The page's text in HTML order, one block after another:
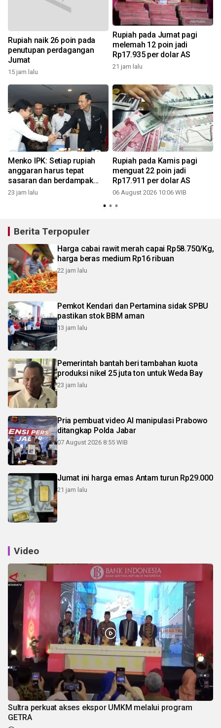
Rupiah naik 26 poin pada
penutupan perdagangan
Jumat
15 jam lalu
Rupiah pada Jumat pagi
melemah 12 poin jadi
Rp17.935 per dolar AS
21 jam lalu
Menko IPK: Setiap rupiah
anggaran harus tepat
sasaran dan berdampak
bagi masyarakat
23 jam lalu
Rupiah pada Kamis pagi
menguat 22 poin jadi
Rp17.911 per dolar AS
06 August 2026 10:06 WIB
Berita Terpopuler
Harga cabai rawit merah capai Rp58.750/Kg,
harga beras medium Rp16 ribuan
22 jam lalu
Pemkot Kendari dan Pertamina sidak SPBU
pastikan stok BBM aman
13 jam lalu
Pemerintah bantah beri tambahan kuota
produksi nikel 25 juta ton untuk Weda Bay
23 jam lalu
Pria pembuat video AI manipulasi Prabowo
ditangkap Polda Jabar
07 August 2026 8:55 WIB
Jumat ini harga emas Antam turun Rp29.000
21 jam lalu
Video
Sultra perkuat akses ekspor UMKM melalui program
GETRA